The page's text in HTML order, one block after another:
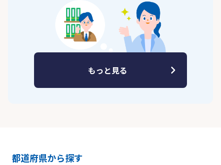
もっと見る
都道府県から探す